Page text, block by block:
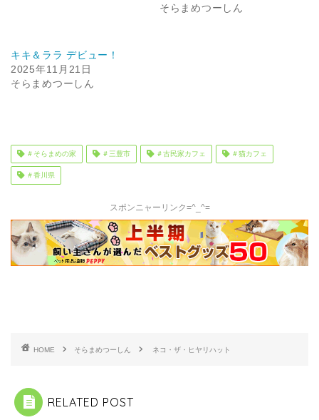
そらまめつーしん
キキ＆ララ デビュー！
2025年11月21日
そらまめつーしん
＃そらまめの家 ＃三豊市 ＃古民家カフェ ＃猫カフェ
＃香川県
スポンニャーリンク=^_^=
HOME そらまめつーしん ネコ・ザ・ヒヤリハット
RELATED POST